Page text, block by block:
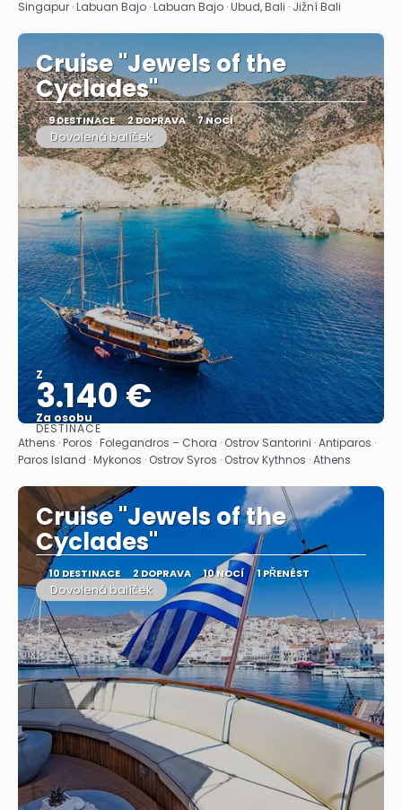
Zobrazit
Singapur · Labuan Bajo · Labuan Bajo · Ubud, Bali · Jižní Bali
Cruise "Jewels of the
Cyclades"
9 DESTINACE 2 DOPRAVA 7 NOCÍ
Dovolená balíček
Z
3.140 €
Za osobu
Zobrazit
DESTINACE
Athens · Poros · Folegandros – Chora · Ostrov Santorini · Antiparos ·
Paros Island · Mykonos · Ostrov Syros · Ostrov Kythnos · Athens
Cruise "Jewels of the
Cyclades"
10 DESTINACE 2 DOPRAVA 10 NOCÍ 1 PŘENÉST
Dovolená balíček